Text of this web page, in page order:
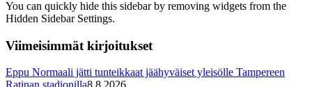
You can quickly hide this sidebar by removing widgets from the
Hidden Sidebar Settings.
Viimeisimmät kirjoitukset
Eppu Normaali jätti tunteikkaat jäähyväiset yleisölle Tampereen